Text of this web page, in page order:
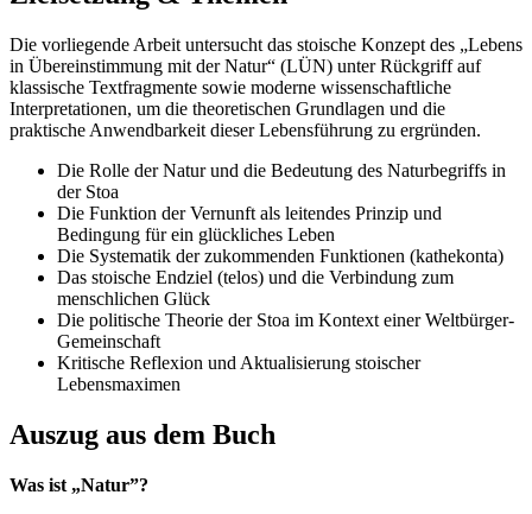
Die vorliegende Arbeit untersucht das stoische Konzept des „Lebens
in Übereinstimmung mit der Natur“ (LÜN) unter Rückgriff auf
klassische Textfragmente sowie moderne wissenschaftliche
Interpretationen, um die theoretischen Grundlagen und die
praktische Anwendbarkeit dieser Lebensführung zu ergründen.
Die Rolle der Natur und die Bedeutung des Naturbegriffs in
der Stoa
Die Funktion der Vernunft als leitendes Prinzip und
Bedingung für ein glückliches Leben
Die Systematik der zukommenden Funktionen (kathekonta)
Das stoische Endziel (telos) und die Verbindung zum
menschlichen Glück
Die politische Theorie der Stoa im Kontext einer Weltbürger-
Gemeinschaft
Kritische Reflexion und Aktualisierung stoischer
Lebensmaximen
Auszug aus dem Buch
Was ist „Natur”?